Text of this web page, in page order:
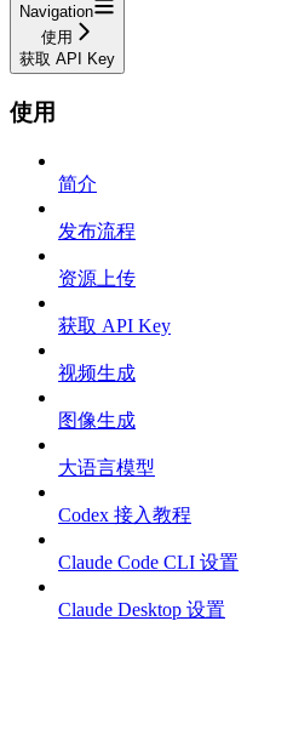
Navigation
使用
获取 API Key
使用
简介
发布流程
资源上传
获取 API Key
视频生成
图像生成
大语言模型
Codex 接入教程
Claude Code CLI 设置
Claude Desktop 设置